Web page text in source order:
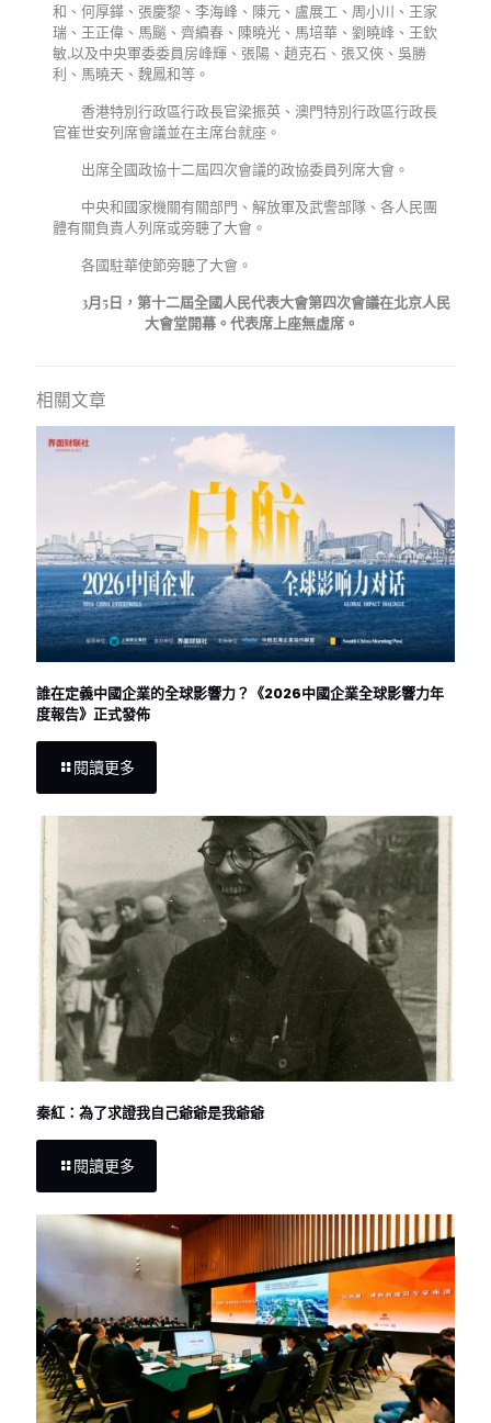
和、何厚鏵、張慶黎、李海峰、陳元、盧展工、周小川、王家
瑞、王正偉、馬飈、齊續春、陳曉光、馬培華、劉曉峰、王欽
敏,以及中央軍委委員房峰輝、張陽、趙克石、張又俠、吳勝
利、馬曉天、魏鳳和等。
香港特別行政區行政長官梁振英、澳門特別行政區行政長
官崔世安列席會議並在主席台就座。
出席全國政協十二屆四次會議的政協委員列席大會。
中央和國家機關有關部門、解放軍及武警部隊、各人民團
體有關負責人列席或旁聽了大會。
各國駐華使節旁聽了大會。
3月5日，第十二屆全國人民代表大會第四次會議在北京人民
大會堂開幕。代表席上座無虛席。
相關文章
誰在定義中國企業的全球影響力？《2026中國企業全球影響力年
度報告》正式發佈
閱讀更多
秦紅：為了求證我自己爺爺是我爺爺
閱讀更多